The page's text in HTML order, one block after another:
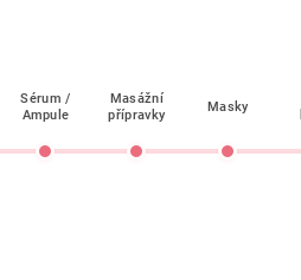
Sérum /
Ampule
Masážní
přípravky
Masky